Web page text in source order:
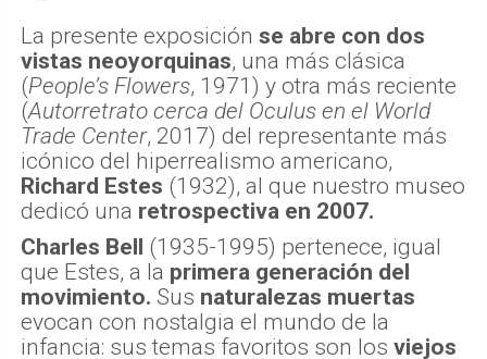
La presente exposición se abre con dos
vistas neoyorquinas, una más clásica
(People’s Flowers, 1971) y otra más reciente
(Autorretrato cerca del Oculus en el World
Trade Center, 2017) del representante más
icónico del hiperrealismo americano,
Richard Estes (1932), al que nuestro museo
dedicó una retrospectiva en 2007.
Charles Bell (1935-1995) pertenece, igual
que Estes, a la primera generación del
movimiento. Sus naturalezas muertas
evocan con nostalgia el mundo de la
infancia: sus temas favoritos son los viejos